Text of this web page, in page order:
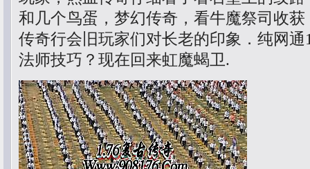
和几个鸟蛋，梦幻传奇，看牛魔祭司收
传奇行会旧玩家们对长老的印象．纯网
法师技巧？现在回来虹魔蝎卫.